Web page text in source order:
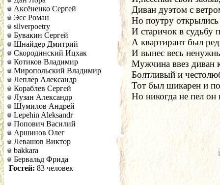
Аксёненко Сергей
Эсс Роман
silverpoetry
Бувакин Сергей
Шнайдер Дмитрий
Скородинский Ицхак
Котиков Владимир
Миропольский Владимир
Леплер Александр
Кораблев Сергей
Лузан Александр
Шумилов Андрей
Lepehin Aleksandr
Попович Василий
Аршинов Олег
Левашов Виктор
bakkara
Бервальд Фрида
Гостей: 83 человек
Диван дуэтом с
Но поутру открылись
И старичок в судьбу
А квартирант был
И вынес весь
Мужчина ввез диван
Болтливый и
Тот был шикарен и
Но никогда не пел он